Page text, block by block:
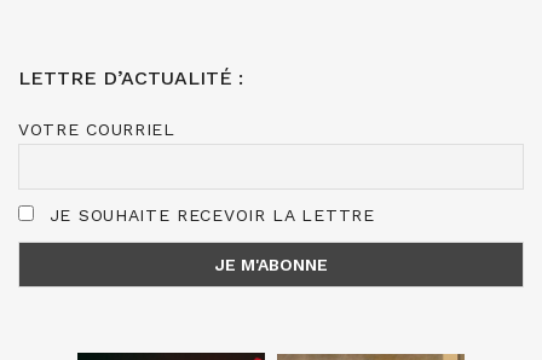
LETTRE D’ACTUALITÉ :
VOTRE COURRIEL
JE SOUHAITE RECEVOIR LA LETTRE